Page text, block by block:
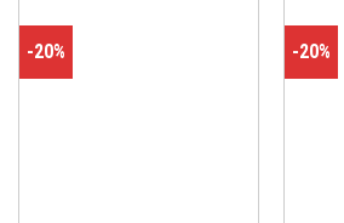
-20% -20%